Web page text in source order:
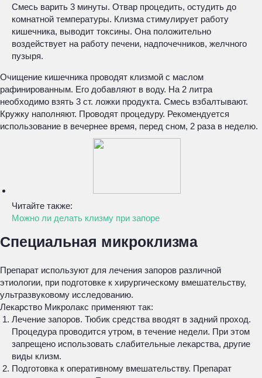
Смесь варить 3 минуты. Отвар процедить, остудить до
комнатной температуры. Клизма стимулирует работу
кишечника, выводит токсины. Она положительно
воздействует на работу печени, надпочечников, желчного
пузыря.
Очищение кишечника проводят клизмой с маслом
рафинированным. Его добавляют в воду. На 2 литра
необходимо взять 3 ст. ложки продукта. Смесь взбалтывают.
Кружку наполняют. Проводят процедуру. Рекомендуется
использование в вечернее время, перед сном, 2 раза в неделю.
Читайте также:
Можно ли делать клизму при запоре
Специальная микроклизма
Препарат используют для лечения запоров различной
этиологии, при подготовке к хирургическому вмешательству,
ультразвуковому исследованию.
Лекарство Микролакс применяют так:
Лечение запоров. Тюбик средства вводят в задний проход.
Процедура проводится утром, в течение недели. При этом
запрещено использовать слабительные лекарства, другие
виды клизм.
Подготовка к оперативному вмешательству. Препарат